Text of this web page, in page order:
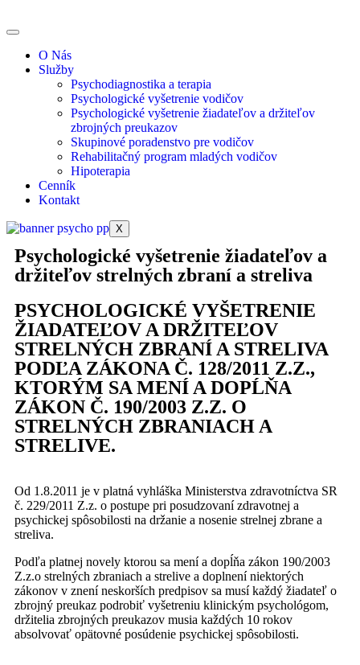
O Nás
Služby
Psychodiagnostika a terapia
Psychologické vyšetrenie vodičov
Psychologické vyšetrenie žiadateľov a držiteľov
zbrojných preukazov
Skupinové poradenstvo pre vodičov
Rehabilitačný program mladých vodičov
Hipoterapia
Cenník
Kontakt
X
Psychologické vyšetrenie žiadateľov a
držiteľov strelných zbraní a streliva
PSYCHOLOGICKÉ VYŠETRENIE
ŽIADATEĽOV A DRŽITEĽOV
STRELNÝCH ZBRANÍ A STRELIVA
PODĽA ZÁKONA Č. 128/2011 Z.Z.,
KTORÝM SA MENÍ A DOPĹŇA
ZÁKON Č. 190/2003 Z.Z. O
STRELNÝCH ZBRANIACH A
STRELIVE.
Od 1.8.2011 je v platná vyhláška Ministerstva zdravotníctva SR
č. 229/2011 Z.z. o postupe pri posudzovaní zdravotnej a
psychickej spôsobilosti na držanie a nosenie strelnej zbrane a
streliva.
Podľa platnej novely ktorou sa mení a dopĺňa zákon 190/2003
Z.z.o strelných zbraniach a strelive a doplnení niektorých
zákonov v znení neskorších predpisov sa musí každý žiadateľ o
zbrojný preukaz podrobiť vyšetreniu klinickým psychológom,
držitelia zbrojných preukazov musia každých 10 rokov
absolvovať opätovné posúdenie psychickej spôsobilosti.